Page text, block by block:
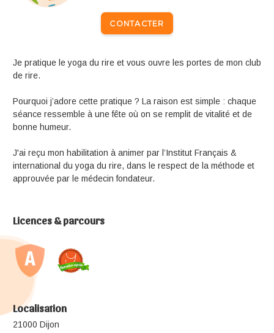
CONTACTER
Je pratique le yoga du rire et vous ouvre les portes de mon club
de rire.
Pourquoi j’adore cette pratique ? La raison est simple : chaque
séance ressemble à une fête où on se remplit de vitalité et de
bonne humeur.
J'ai reçu mon habilitation à animer par l’Institut Français &
international du yoga du rire, dans le respect de la méthode et
approuvée par le médecin fondateur.
Licences & parcours
Localisation
21000 Dijon